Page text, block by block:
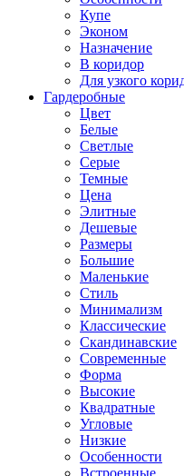
Купе
Эконом
Назначение
В коридор
Для узкого
Гардеробные
Цвет
Белые
Светлые
Серые
Темные
Цена
Элитные
Дешевые
Размеры
Большие
Маленькие
Стиль
Минимализм
Классические
Скандинавские
Современные
Форма
Высокие
Квадратные
Угловые
Низкие
Особенности
Встроенные